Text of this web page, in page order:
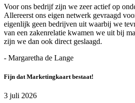
Voor ons bedrijf zijn we zeer actief op
Allereerst ons eigen netwerk gevraagd
eigenlijk geen bedrijven uit waarbij we
van een zakenrelatie kwamen we uit bij
zijn we dan ook direct geslaagd.
- Margaretha de Lange
Fijn dat Marketingkaart bestaat!
3 juli 2026